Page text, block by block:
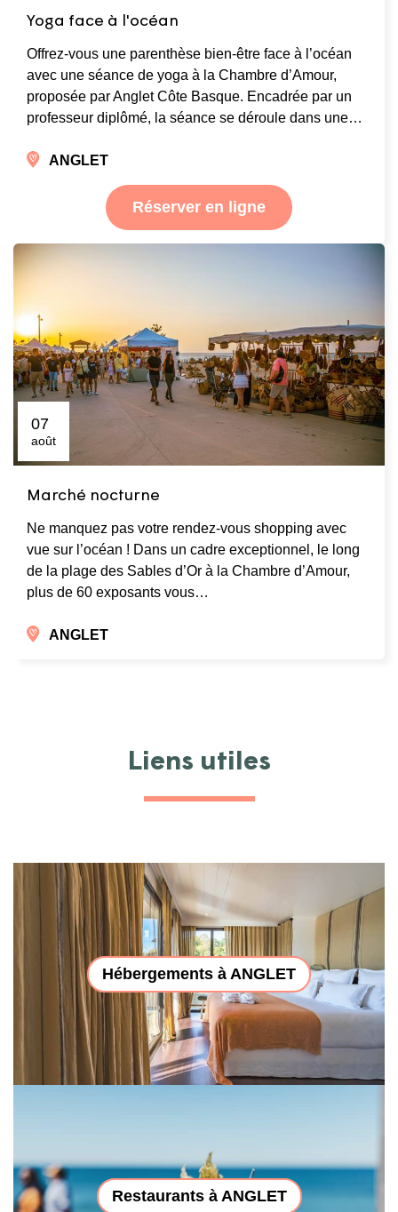
Yoga face à l'océan
Offrez-vous une parenthèse bien-être face à l’océan
avec une séance de yoga à la Chambre d’Amour,
proposée par Anglet Côte Basque. Encadrée par un
professeur diplômé, la séance se déroule dans une…
ANGLET
Réserver en ligne
07
août
Marché nocturne
Ne manquez pas votre rendez-vous shopping avec
vue sur l’océan ! Dans un cadre exceptionnel, le long
de la plage des Sables d’Or à la Chambre d’Amour,
plus de 60 exposants vous…
ANGLET
Liens utiles
Hébergements à ANGLET
Restaurants à ANGLET